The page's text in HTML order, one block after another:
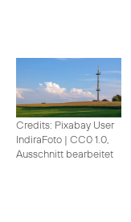
Credits: Pixabay User
IndiraFoto | CC0 1.0,
Ausschnitt bearbeitet